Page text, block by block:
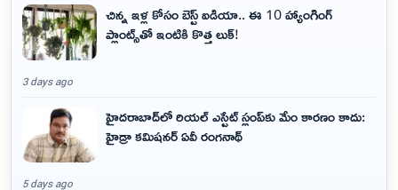
చిన్న ఇళ్ల కోసం బెస్ట్ ఐడియా.. ఈ 10 హ్యాంగింగ్
ప్లాంట్స్‌తో ఇంటికి కొత్త లుక్!
3 days ago
హైదరాబాద్‌లో రియల్ ఎస్టేట్ స్లంప్‌కు మేం కారణం కాదు:
హైడ్రా కమిషనర్ ఏవీ రంగనాథ్
5 days ago